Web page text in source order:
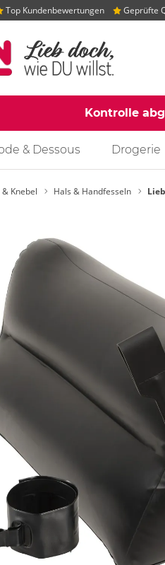
Top Kundenbewertungen Geprüfte
Kontrolle
& Dessous Drogerie
& Knebel Hals & Handfesseln